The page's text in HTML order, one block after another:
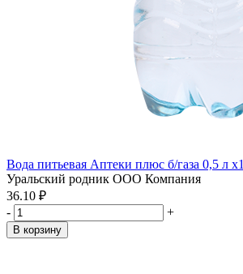
Вода питьевая Аптеки плюс б/газа 0,5 л x1
Уральский родник ООО Компания
36.10 ₽
-
+
В корзину